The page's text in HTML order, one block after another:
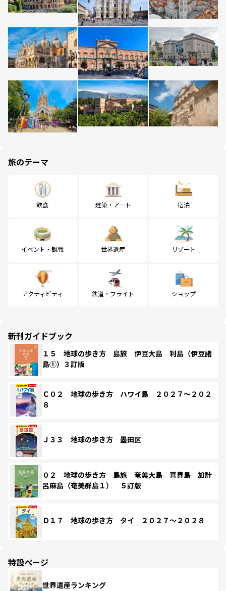
旅のテーマ
飲食 建築・アート 宿泊
イベント・観戦 世界遺産 リゾート
アクティビティ 鉄道・フライト ショップ
新刊ガイドブック
１５ 地球の歩き方 島旅 伊豆大島 利島（伊豆諸
島①）３訂版
Ｃ０２ 地球の歩き方 ハワイ島 ２０２７～２０２
８
Ｊ３３ 地球の歩き方 墨田区
０２ 地球の歩き方 島旅 奄美大島 喜界島 加計
呂麻島（奄美群島１） ５訂版
Ｄ１７ 地球の歩き方 タイ ２０２７～２０２８
特設ページ
世界遺産ランキング